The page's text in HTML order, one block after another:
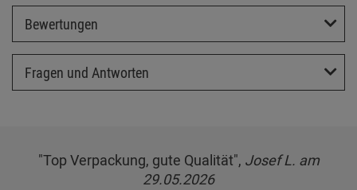
Bewertungen
Fragen und Antworten
"Top Verpackung, gute Qualität", Josef L. am
29.05.2026